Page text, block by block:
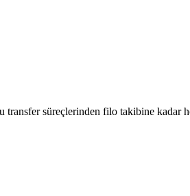
süreçlerinden filo takibine kadar